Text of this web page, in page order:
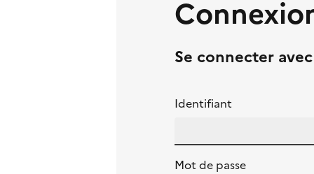
Se connecter
Identifiant
Mot de passe